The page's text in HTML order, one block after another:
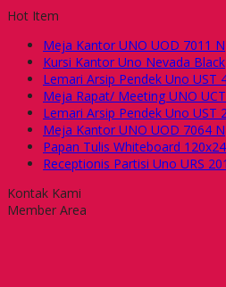
Hot Item
Meja Kantor UNO UOD 7011 N
Kursi Kantor Uno Nevada Black
Lemari Arsip Pendek Uno UST
Meja Rapat/ Meeting UNO
Lemari Arsip Pendek Uno UST
Meja Kantor UNO UOD 7064 N
Papan Tulis Whiteboard
Receptionis Partisi Uno URS
Kontak Kami
Member Area